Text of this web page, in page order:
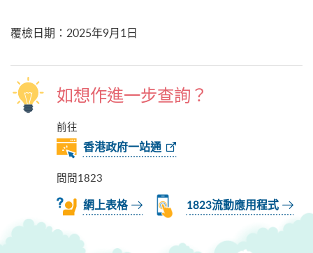
覆檢日期 ： 2025年9月1日
如想作進一步查詢？
前往
香港政府一站通
問問1823
網上表格 1823流動應用程式